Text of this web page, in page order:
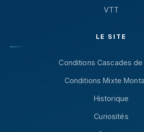
VTT
LE SITE
Conditions Cascades
Conditions Mixte
Historique
Curiosités